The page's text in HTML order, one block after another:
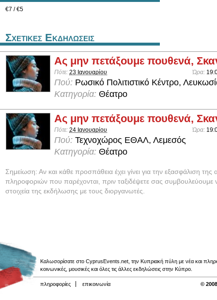
€7 / €5
Σχετικες Εκδηλωσεις
Ας μην πετάξουμε πουθενά,
Πότε: 23 Ιανουαρίου Ώρα:
Πού: Ρωσικό Πολιτιστικό Κέντρο,
Κατηγορία: Θέατρο
Ας μην πετάξουμε πουθενά,
Πότε: 24 Ιανουαρίου Ώρα:
Πού: Τεχνοχώρος ΕΘΑΛ, Λεμεσός
Κατηγορία: Θέατρο
Σημείωση: Αν και κάθε προσπάθεια έχει γίνει για την εξασφάλιση της
πληροφοριών που παρέχονται, πριν ταξιδέψετε σας συμβουλεύουμε
στοιχεία της εκδήλωσης με τους διοργανωτές.
Καλωσορίσατε στο CyprusEvents.net, την Κυπριακή πύλη με νέα και
κοινωνικές, μουσικές και όλες τις άλλες εκδηλώσεις στην Κύπρο.
πληροφορίες επικοινωνία ©